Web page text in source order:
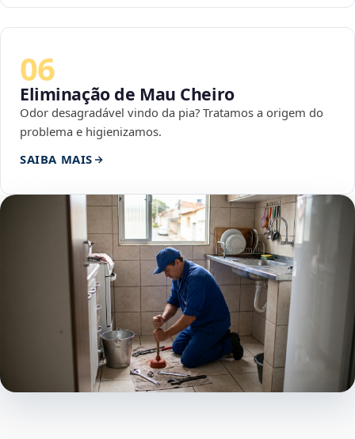
06
Eliminação de Mau Cheiro
Odor desagradável vindo da pia? Tratamos a origem do
problema e higienizamos.
SAIBA MAIS